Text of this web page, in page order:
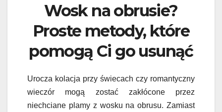
Wosk na obrusie?
Proste metody, które
pomogą Ci go usunąć
Urocza kolacja przy świecach czy romantyczny
wieczór mogą zostać zakłócone przez
niechciane plamy z wosku na obrusu. Zamiast